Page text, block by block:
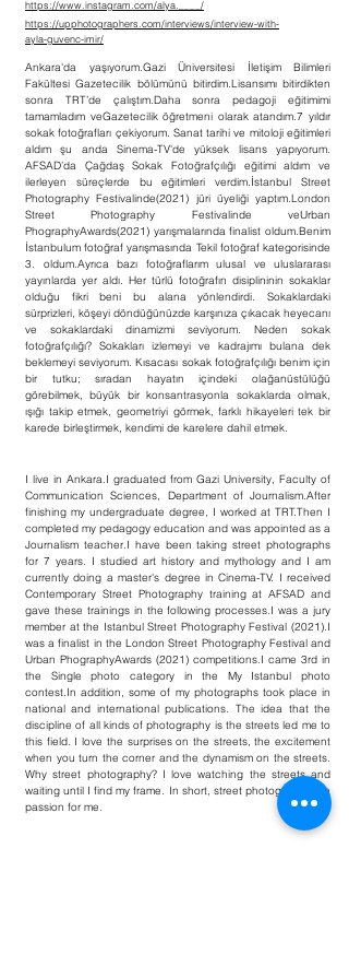
https://www.instagram.com/alya.____/
https://upphotographers.com/interviews/interview-with-
ayla-guvenc-imir/
Ankara'da yaşıyorum.Gazi Üniversitesi İletişim Bilimleri
Fakültesi Gazetecilik bölümünü bitirdim.Lisansımı bitirdikten
sonra TRT’de çalıştım.Daha sonra pedagoji eğitimimi
tamamladım veGazetecilik öğretmeni olarak atandım.7 yıldır
sokak fotoğrafları çekiyorum. Sanat tarihi ve mitoloji eğitimleri
aldım şu anda Sinema-TV'de yüksek lisans yapıyorum.
AFSAD’da Çağdaş Sokak Fotoğrafçılığı eğitimi aldım ve
ilerleyen süreçlerde bu eğitimleri verdim.İstanbul Street
Photography Festivalinde(2021) jüri üyeliği yaptım.London
Street Photography Festivalinde veUrban
PhographyAwards(2021) yarışmalarında finalist oldum.Benim
İstanbulum fotoğraf yarışmasında Tekil fotoğraf kategorisinde
3. oldum.Ayrıca bazı fotoğraflarım ulusal ve uluslararası
yayınlarda yer aldı. Her türlü fotoğrafın disiplininin sokaklar
olduğu fikri beni bu alana yönlendirdi. Sokaklardaki
sürprizleri, köşeyi döndüğünüzde karşınıza çıkacak heyecanı
ve sokaklardaki dinamizmi seviyorum. Neden sokak
fotoğrafçılığı? Sokakları izlemeyi ve kadrajımı bulana dek
beklemeyi seviyorum. Kısacası sokak fotoğrafçılığı benim için
bir tutku; sıradan hayatın içindeki olağanüstülüğü
görebilmek, büyük bir konsantrasyonla sokaklarda olmak,
ışığı takip etmek, geometriyi görmek, farklı hikayeleri tek bir
karede birleştirmek, kendimi de karelere dahil etmek.
I live in Ankara.I graduated from Gazi University, Faculty of
Communication Sciences, Department of Journalism.After
finishing my undergraduate degree, I worked at TRT.Then I
completed my pedagogy education and was appointed as a
Journalism teacher.I have been taking street photographs
for 7 years. I studied art history and mythology and I am
currently doing a master's degree in Cinema-TV. I received
Contemporary Street Photography training at AFSAD and
gave these trainings in the following processes.I was a jury
member at the Istanbul Street Photography Festival (2021).I
was a finalist in the London Street Photography Festival and
Urban PhographyAwards (2021) competitions.I came 3rd in
the Single photo category in the My Istanbul photo
contest.In addition, some of my photographs took place in
national and international publications. The idea that the
discipline of all kinds of photography is the streets led me to
this field. I love the surprises on the streets, the excitement
when you turn the corner and the dynamism on the streets.
Why street photography? I love watching the streets and
waiting until I find my frame. In short, street photography is a
passion for me.